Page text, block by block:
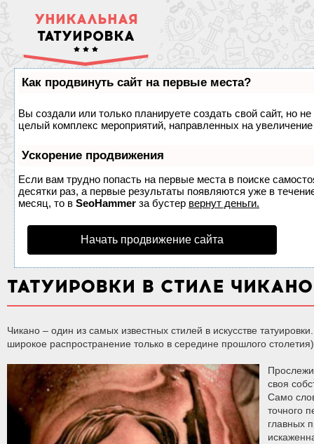
УНИКАЛЬНАЯ
ТАТУИРОВКА
Как продвинуть сайт на первые места?
Вы создали или только планируете создать свой сайт, но
целый комплекс мероприятий, направленных на
Ускорение продвижения
Если вам трудно попасть на первые места в поиске
десятки раз, а первые результаты появляются уже в
месяц, то в SeoHammer за бустер вернут деньги.
Начать продвижение сайта
ТАТУИРОВКИ В СТИЛЕ ЧИКАНО
Чикано – один из самых известных стилей в искусстве
широкое распространение только в середине прошлого
своя
Само
точного
главных